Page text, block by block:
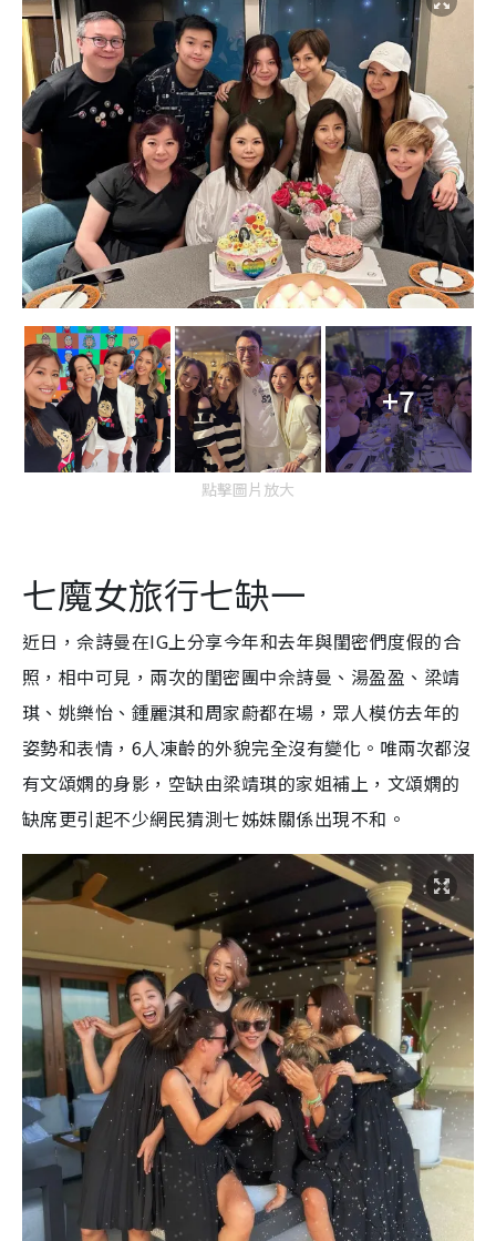
+7
點擊圖片放大
七魔女旅行七缺一
近日，佘詩曼在IG上分享今年和去年與閨密們度假的合
照，相中可見，兩次的閨密團中佘詩曼、湯盈盈、梁靖
琪、姚樂怡、鍾麗淇和周家蔚都在場，眾人模仿去年的
姿勢和表情，6人凍齡的外貌完全沒有變化。唯兩次都沒
有文頌嫻的身影，空缺由梁靖琪的家姐補上，文頌嫻的
缺席更引起不少網民猜測七姊妹關係出現不和。